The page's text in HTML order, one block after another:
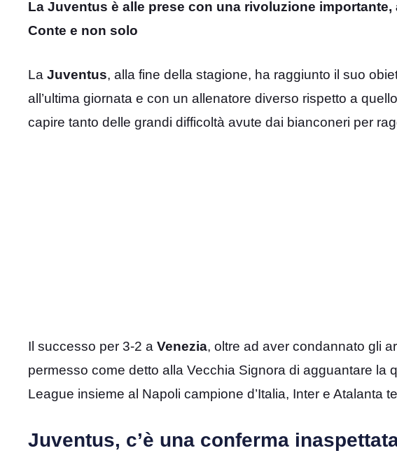
La Juventus è alle prese con una rivoluzione
Conte e non solo
La Juventus, alla fine della stagione, ha raggiunto il suo
all’ultima giornata e con un allenatore diverso rispetto a
capire tanto delle grandi difficoltà avute dai bianconeri per
Il successo per 3-2 a Venezia, oltre ad aver condannato gli
permesso come detto alla Vecchia Signora di agguantare la
League insieme al Napoli campione d’Italia, Inter e Atalanta
Juventus, c’è una conferma